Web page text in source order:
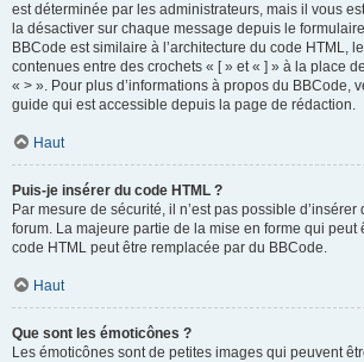
est déterminée par les administrateurs, mais il vous
la désactiver sur chaque message depuis le
BBCode est similaire à l’architecture du code HTML,
contenues entre des crochets « [ » et « ] » à la place
« > ». Pour plus d’informations à propos du BBCode,
guide qui est accessible depuis la page de rédaction.
Haut
Puis-je insérer du code HTML ?
Par mesure de sécurité, il n’est pas possible d’insérer
forum. La majeure partie de la mise en forme qui peut
code HTML peut être remplacée par du BBCode.
Haut
Que sont les émoticônes ?
Les émoticônes sont de petites images qui peuvent